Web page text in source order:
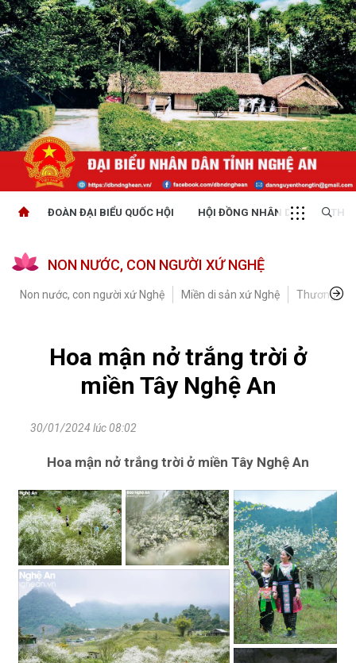
ĐOÀN ĐẠI BIỂU QUỐC HỘI HỘI ĐỒNG NHÂN DÂN
NON NƯỚC, CON NGƯỜI XỨ NGHỆ
Non nước, con người xứ Nghệ Miền di sản xứ Nghệ Thương
Hoa mận nở trắng trời ở
miền Tây Nghệ An
30/01/2024 lúc 08:02
Hoa mận nở trắng trời ở miền Tây Nghệ An